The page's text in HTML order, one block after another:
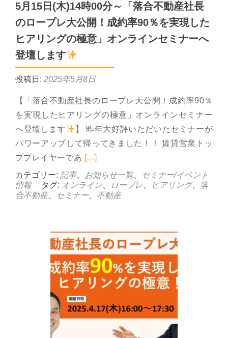
5月15日(木)14時00分～「落合不動産社長
のロープレ大公開！成約率90％を実現した
ヒアリングの極意」オンラインセミナーへ
登壇します
投稿日: 2025年5月8日
【「落合不動産社長のロープレ大公開！成約率90％
を実現したヒアリングの極意」オンラインセミナー
へ登壇します
】 昨年大好評いただいたセミナーが
パワーアップして帰ってきました！！ 賃貸営業トッ
ププレイヤーであ Read more about 5月15日(木)14時
[…]
カテゴリー: 記事、 お知らせ一覧、
セミナー/イベント
情報
タグ: オンライン ロープレ ヒアリング、
落
合不動産、 セミナー 不動産